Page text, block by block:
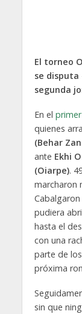
El torneo
se
segunda
En el
quienes
(Behar
ante Ekhi
(Oiarpe).
marcharon
pudiera
hasta el
con una
parte de
próxima
sin que